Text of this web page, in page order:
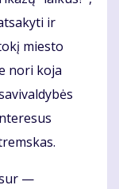
ir
miesto
nori koja
—